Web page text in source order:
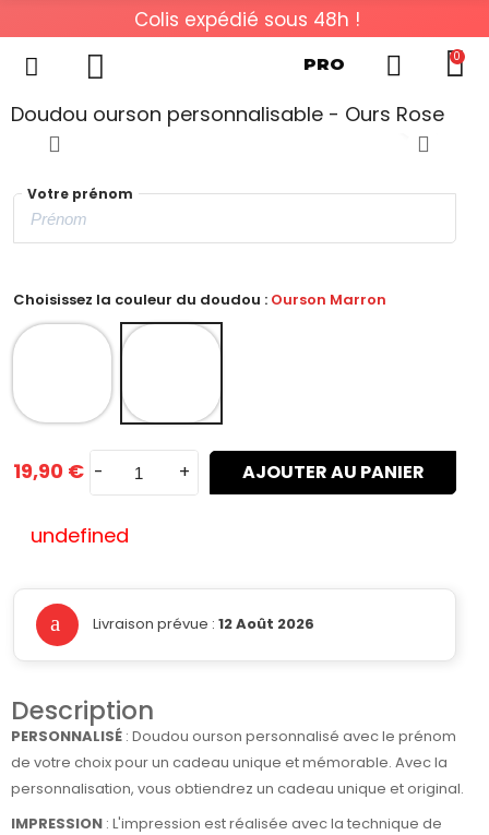
Colis expédié sous 48h !
PRO 0
Doudou ourson personnalisable - Ours Rose
Votre prénom
Choisissez la couleur du doudou : Ourson Marron
19,90 € - + AJOUTER AU PANIER
undefined
Livraison prévue : 12 Août 2026
Description
PERSONNALISÉ : Doudou ourson personnalisé avec le prénom
de votre choix pour un cadeau unique et mémorable. Avec la
personnalisation, vous obtiendrez un cadeau unique et original.
IMPRESSION : L'impression est réalisée avec la technique de